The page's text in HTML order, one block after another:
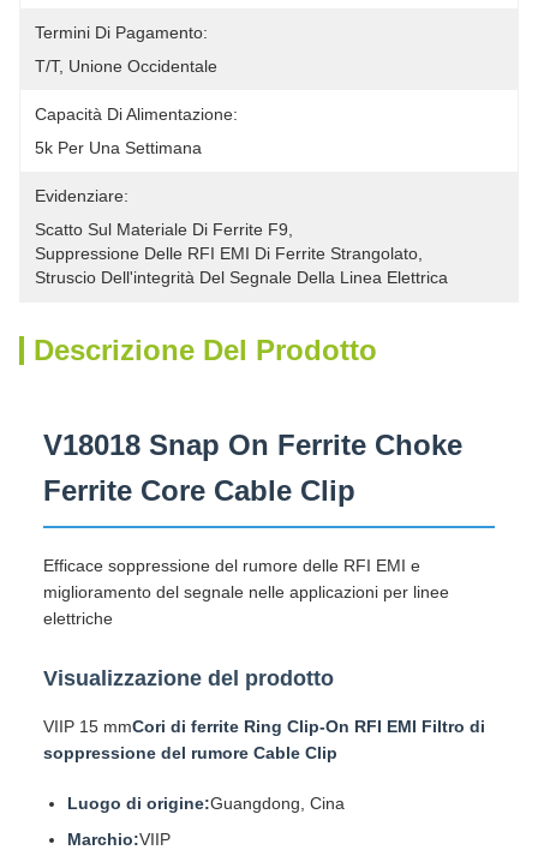
Termini Di Pagamento:
T/T, Unione Occidentale
Capacità Di Alimentazione:
5k Per Una Settimana
Evidenziare:
Scatto Sul Materiale Di Ferrite F9
Suppressione Delle RFI EMI Di Ferrite Strangolato
Struscio Dell'integrità Del Segnale Della Linea Elettrica
Descrizione Del Prodotto
V18018 Snap On Ferrite Choke
Ferrite Core Cable Clip
Efficace soppressione del rumore delle RFI EMI e
miglioramento del segnale nelle applicazioni per linee
elettriche
Visualizzazione del prodotto
VIIP 15 mmCori di ferrite Ring Clip-On RFI EMI Filtro di
soppressione del rumore Cable Clip
Luogo di origine:Guangdong, Cina
Marchio:VIIP